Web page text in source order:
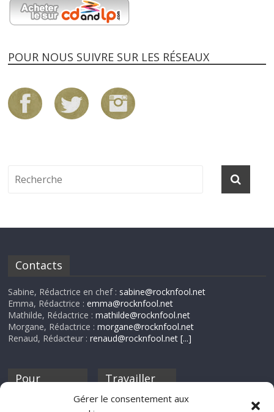
Gérer le consentement aux
POUR NOUS SUIVRE SUR LES RÉSEAUX
Contacts
Sabine, Rédactrice en chef : sabine@rocknfool.net
Emma, Rédactrice :emma@rocknfool.net
Mathilde, Rédactrice :mathilde@rocknfool.net
Morgane, Rédactrice :morgane@rocknfool.net
Renaud, Rédacteur :renaud@rocknfool.net [...]
Pour
discothèque
Travailler